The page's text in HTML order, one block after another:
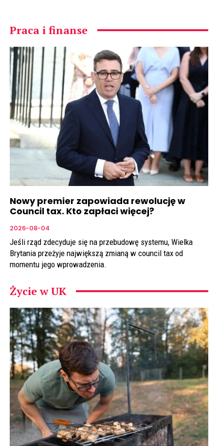
Praca i finanse
Nowy premier zapowiada rewolucję w
Council tax. Kto zapłaci więcej?
2026-08-04
Jeśli rząd zdecyduje się na przebudowę systemu, Wielka
Brytania przeżyje największą zmianą w council tax od
momentu jego wprowadzenia.
Życie w UK